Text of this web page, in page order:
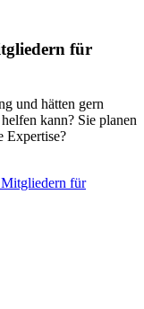
für
und hätten gern
kann? Sie planen
Expertise?
für